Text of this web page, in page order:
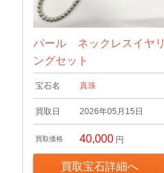
パール ネックレスイヤリ
ングセット
宝石名 真珠
買取日 2026年05月15日
買取価格 40,000 円
買取宝石詳細へ